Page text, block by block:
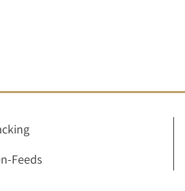
Feeds